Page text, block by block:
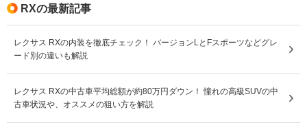
RXの最新記事
レクサス RXの内装を徹底チェック！ バージョンLとFスポーツなどグレ
ード別の違いも解説
レクサス RXの中古車平均総額が約80万円ダウン！ 憧れの高級SUVの中
古車状況や、オススメの狙い方を解説